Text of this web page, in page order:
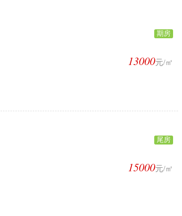
期房
13000元/㎡
尾房
15000元/㎡